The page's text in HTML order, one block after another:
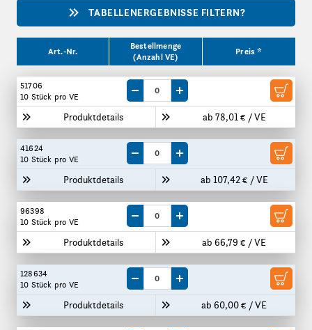
TABELLENERGEBNISSE FILTERN?
Art.-Nr.
Bestellmenge
(Anzahl VE)
Preis *
51706
10 Stück pro VE
Produktdetails ab 78,01 € / VE
Menge um eine VE reduzieren
Menge um eine VE erhöhen
41624
10 Stück pro VE
Produktdetails ab 107,42 € / VE
Menge um eine VE reduzieren
Menge um eine VE erhöhen
96398
10 Stück pro VE
Produktdetails ab 66,79 € / VE
Menge um eine VE reduzieren
Menge um eine VE erhöhen
128634
10 Stück pro VE
Produktdetails ab 60,00 € / VE
Menge um eine VE reduzieren
Menge um eine VE erhöhen